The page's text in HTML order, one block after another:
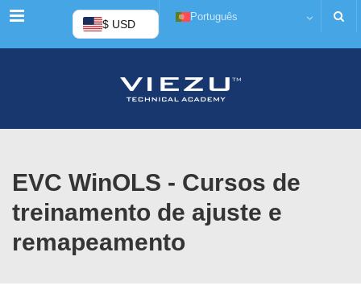
Cardápio $ USD
Português
EVC WinOLS - Cursos de
treinamento de ajuste e
remapeamento